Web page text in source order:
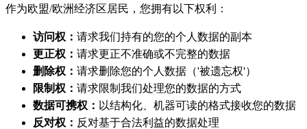
作为欧盟/欧洲经济区居民，您拥有以下权利：
访问权： 请求我们持有的您的个人数据的副本
更正权： 请求更正不准确或不完整的数据
删除权： 请求删除您的个人数据（'被遗忘权'）
限制权： 请求限制我们处理您的数据的方式
数据可携权： 以结构化、机器可读的格式接收您的数据
反对权： 反对基于合法利益的数据处理